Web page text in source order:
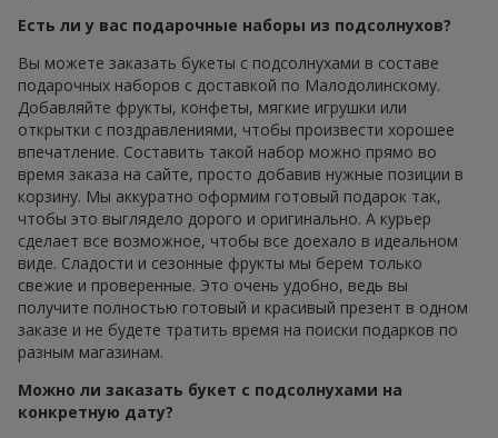
Есть ли у вас подарочные наборы из подсолнухов?
Вы можете заказать букеты с подсолнухами в составе
подарочных наборов с доставкой по Малодолинскому.
Добавляйте фрукты, конфеты, мягкие игрушки или
открытки с поздравлениями, чтобы произвести хорошее
впечатление. Составить такой набор можно прямо во
время заказа на сайте, просто добавив нужные позиции в
корзину. Мы аккуратно оформим готовый подарок так,
чтобы это выглядело дорого и оригинально. А курьер
сделает все возможное, чтобы все доехало в идеальном
виде. Сладости и сезонные фрукты мы берем только
свежие и проверенные. Это очень удобно, ведь вы
получите полностью готовый и красивый презент в одном
заказе и не будете тратить время на поиски подарков по
разным магазинам.
Можно ли заказать букет с подсолнухами на
конкретную дату?